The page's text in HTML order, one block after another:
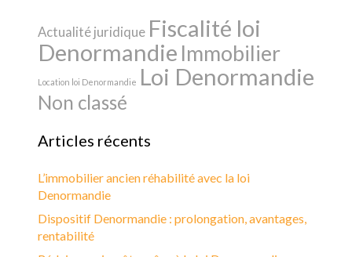
Actualité juridique Fiscalité loi
Denormandie Immobilier
Location loi Denormandie Loi Denormandie
Non classé
Articles récents
L’immobilier ancien réhabilité avec la loi
Denormandie
Dispositif Denormandie : prolongation, avantages,
rentabilité